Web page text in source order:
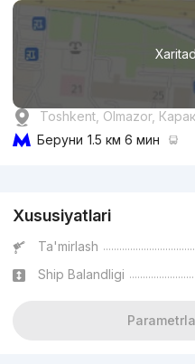
Toshkent, Olmazor,
Беруни 1.5 км 6 мин
Xususiyatlari
Ta'mirlash
Ship Balandligi